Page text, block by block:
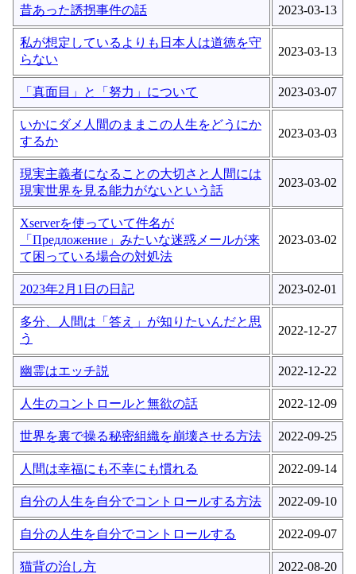
昔あった誘拐事件の話 2023-03-13
私が想定しているよりも日本人は道徳を守
らない
2023-03-13
「真面目」と「努力」について 2023-03-07
いかにダメ人間のままこの人生をどうにか
するか
2023-03-03
現実主義者になることの大切さと人間には
現実世界を見る能力がないという話
2023-03-02
Xserverを使っていて件名が
「Предложение」みたいな迷惑メールが来
て困っている場合の対処法
2023-03-02
2023年2月1日の日記 2023-02-01
多分、人間は「答え」が知りたいんだと思
う
2022-12-27
幽霊はエッチ説 2022-12-22
人生のコントロールと無欲の話 2022-12-09
世界を裏で操る秘密組織を崩壊させる方法 2022-09-25
人間は幸福にも不幸にも慣れる 2022-09-14
自分の人生を自分でコントロールする方法 2022-09-10
自分の人生を自分でコントロールする 2022-09-07
猫背の治し方 2022-08-20